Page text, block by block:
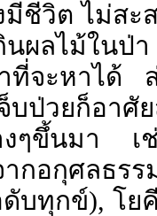
ชีวิต ไม่สะ
นผลไม้ในป่
าที่จะหาได้
บป่วยก็อา
างๆขึ้นมา
ากอกุศลธ
บทุกข์), โ